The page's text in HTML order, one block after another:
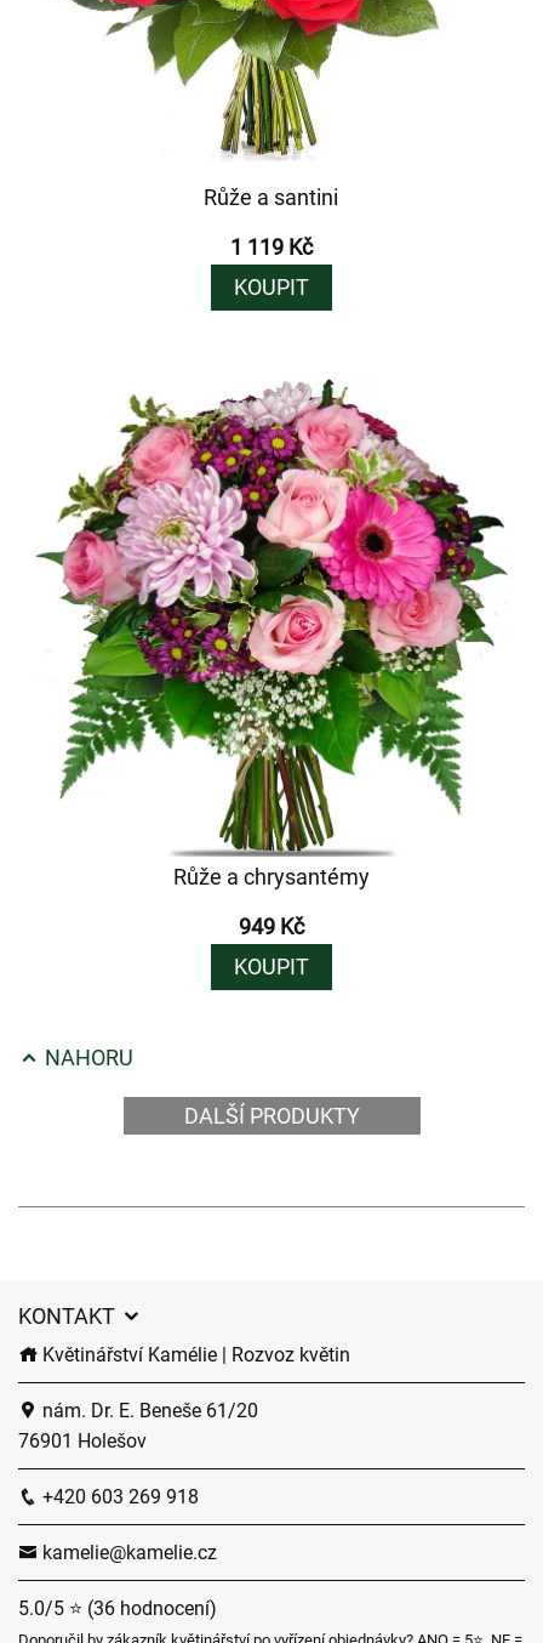
Růže a santini
1 119 Kč
KOUPIT
Růže a chrysantémy
949 Kč
KOUPIT
NAHORU
DALŠÍ PRODUKTY
KONTAKT
Květinářství Kamélie | Rozvoz květin
nám. Dr. E. Beneše 61/20
76901 Holešov
+420 603 269 918
kamelie@kamelie.cz
5.0/5 ⭐ (36 hodnocení)